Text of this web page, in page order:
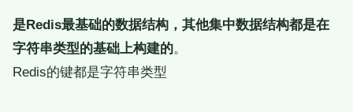
是Redis最基础的数据结构，其他集中数据结构都是在
字符串类型的基础上构建的。
Redis的键都是字符串类型